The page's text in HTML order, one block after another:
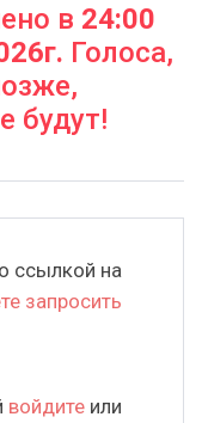
в 24:00
Голоса,
будут!
ссылкой на
запросить
войдите или